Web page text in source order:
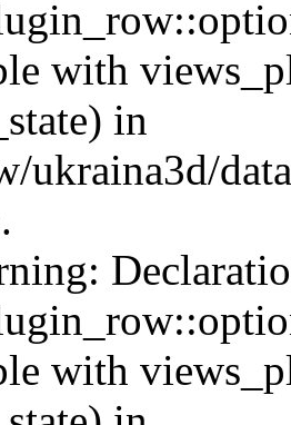
with
in
ukraina3d/
with